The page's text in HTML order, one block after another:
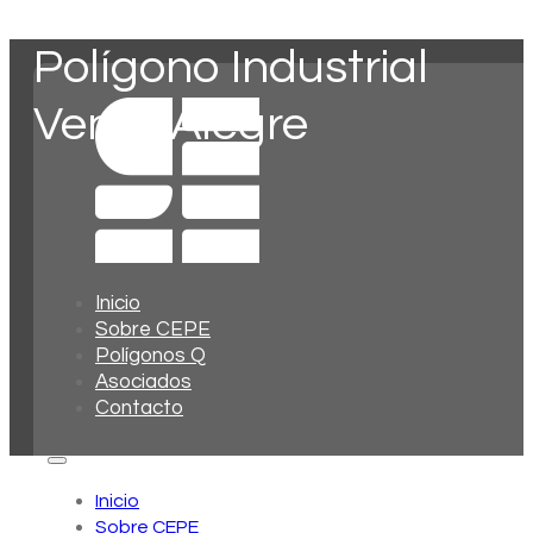
Inicio
Sobre CEPE
Polígonos Q
Asociados
Contacto
Inicio
Sobre CEPE
Polígono Industrial
Venta Alegre